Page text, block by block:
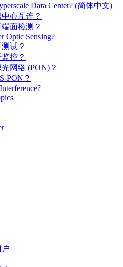
Data Center? (简体中文)
心互连？
面检测？
Optic Sensing?
试？
控？
网络 (PON)？
PON？